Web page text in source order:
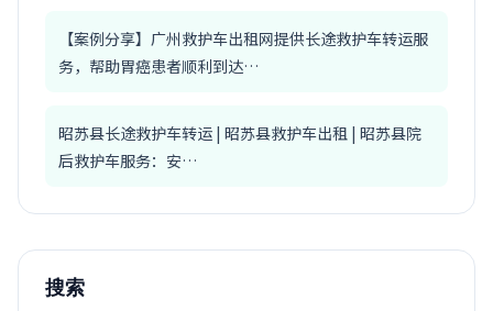
【案例分享】广州救护车出租网提供长途救护车转运服
务，帮助胃癌患者顺利到达…
昭苏县长途救护车转运 | 昭苏县救护车出租 | 昭苏县院
后救护车服务：安…
搜索